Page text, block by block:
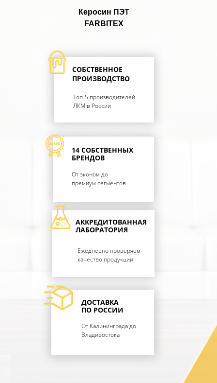
Керосин ПЭТ
FARBITEX
АККРЕДИТОВАННАЯ
ЛАБОРАТОРИЯ
СОБСТВЕННОЕ
ПРОИЗВОДСТВО
Топ-5 производителей
ЛКМ в России
Ежедневно проверяем
качество продукции
ДОСТАВКА
ПО РОССИИ
14 СОБСТВЕННЫХ
БРЕНДОВ
От эконом до
премиум сегментов
От Калининграда до
Владивостока